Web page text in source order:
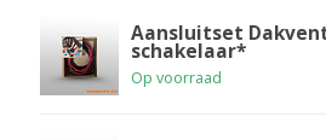
Aansluitset
schakelaar*
Op voorraad